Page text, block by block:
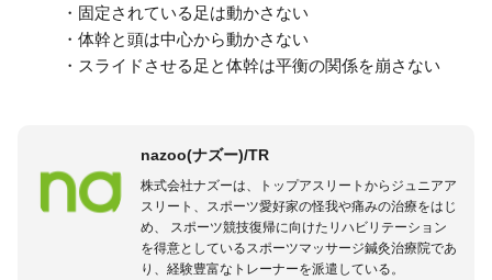
・固定されている足は動かさない
・体幹と頭は中心から動かさない
・スライドさせる足と体幹は平衡の関係を崩さない
nazoo(ナズー)/TR
株式会社ナズーは、トップアスリートからジュニアア
スリート、スポーツ愛好家の怪我や痛みの治療をはじ
め、 スポーツ競技復帰に向けたリハビリテーション
を得意としているスポーツマッサージ鍼灸治療院であ
り、経験豊富なトレーナーを派遣している。